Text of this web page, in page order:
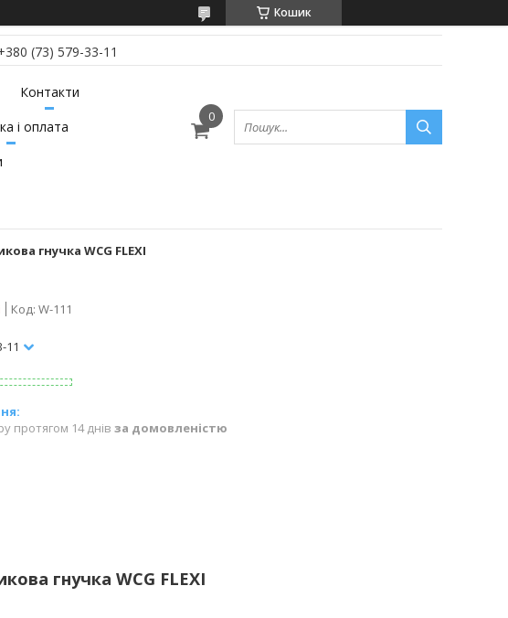
Кошик
(73) 579-33-11
Контакти
і оплата
гнучка WCG FLEXI
Код: W-111
11
протягом 14 днів за домовленістю
гнучка WCG FLEXI